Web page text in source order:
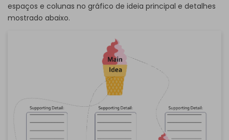
espaços e colunas no gráfico de ideia principal e detalhes
mostrado abaixo.